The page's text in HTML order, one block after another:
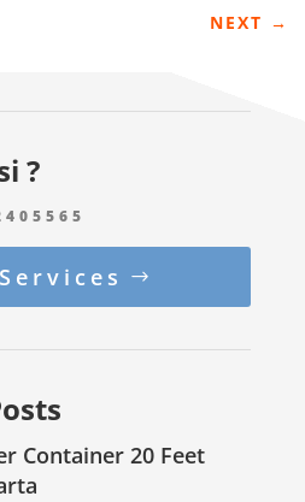
NEXT →
?
Container 20 Feet